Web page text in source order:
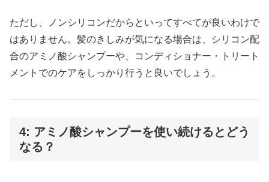
ただし、ノンシリコンだからといってすべてが良いわけで
はありません。髪のきしみが気になる場合は、シリコン配
合のアミノ酸シャンプーや、コンディショナー・トリート
メントでのケアをしっかり行うと良いでしょう。
4: アミノ酸シャンプーを使い続けるとどう
なる？